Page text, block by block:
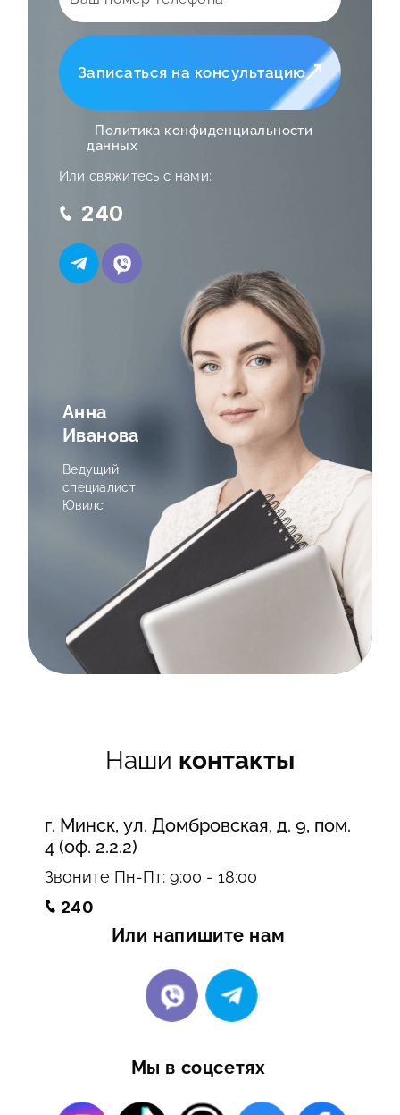
Или свяжитесь с нами:
240
Записаться на консультацию
Политика конфиденциальности
данных
Анна
Иванова
Ведущий
специалист
Ювилс
Наши контакты
г. Минск, ул. Домбровская, д. 9, пом.
4 (оф. 2.2.2)
Звоните Пн-Пт: 9:00 - 18:00
240
Или напишите нам
Мы в соцсетях